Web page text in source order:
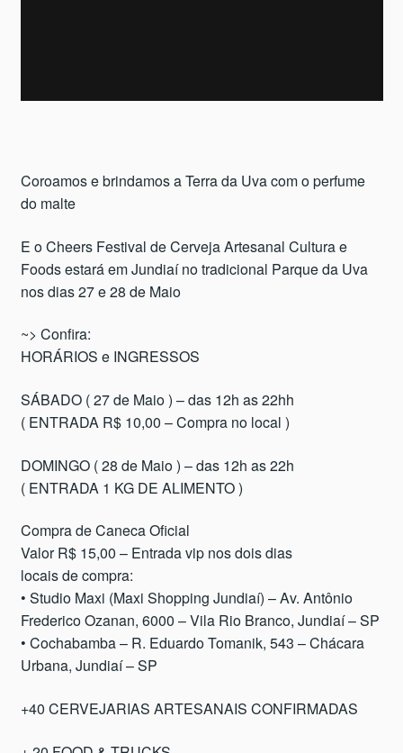
Coroamos e brindamos a Terra da Uva com o perfume
do malte
E o Cheers Festival de Cerveja Artesanal Cultura e
Foods estará em Jundiaí no tradicional Parque da Uva
nos dias 27 e 28 de Maio
~> Confira:
HORÁRIOS e INGRESSOS
SÁBADO ( 27 de Maio ) – das 12h as 22hh
( ENTRADA R$ 10,00 – Compra no local )
DOMINGO ( 28 de Maio ) – das 12h as 22h
( ENTRADA 1 KG DE ALIMENTO )
Compra de Caneca Oficial
Valor R$ 15,00 – Entrada vip nos dois dias
locais de compra:
• Studio Maxi (Maxi Shopping Jundiaí) – Av. Antônio
Frederico Ozanan, 6000 – Vila Rio Branco, Jundiaí – SP
• Cochabamba – R. Eduardo Tomanik, 543 – Chácara
Urbana, Jundiaí – SP
+40 CERVEJARIAS ARTESANAIS CONFIRMADAS